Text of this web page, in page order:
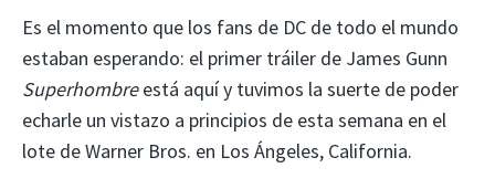
Es el momento que los fans de DC de todo el mundo
estaban esperando: el primer tráiler de James Gunn
Superhombreestá aquí y tuvimos la suerte de poder
echarle un vistazo a principios de esta semana en el
lote de Warner Bros. en Los Ángeles, California.